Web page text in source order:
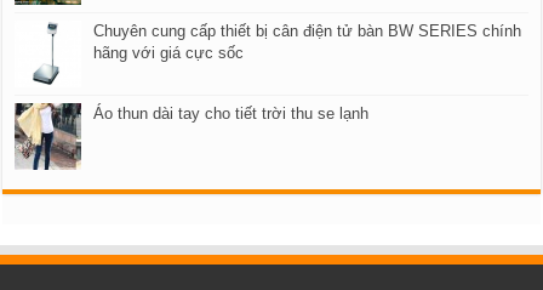
Chuyên cung cấp thiết bị cân điện tử bàn BW SERIES chính
hãng với giá cực sốc
Áo thun dài tay cho tiết trời thu se lạnh